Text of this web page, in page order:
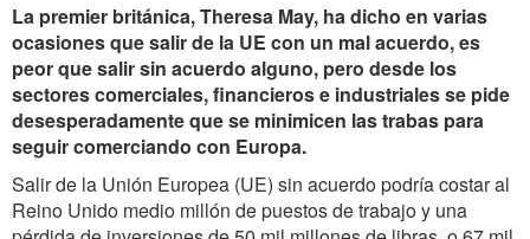
La premier británica, Theresa May, ha dicho en varias
ocasiones que salir de la UE con un mal acuerdo, es
peor que salir sin acuerdo alguno, pero desde los
sectores comerciales, financieros e industriales se pide
desesperadamente que se minimicen las trabas para
seguir comerciando con Europa.
Salir de la Unión Europea (UE) sin acuerdo podría costar al
Reino Unido medio millón de puestos de trabajo y una